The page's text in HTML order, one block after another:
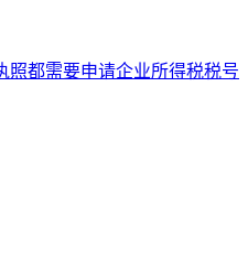
照都需要申请企业所得税税号